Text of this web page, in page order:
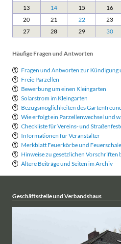
13 14 15 16
20
21 22 23
27
28 29 30
Häufige Fragen und Antworten
Fragen und Antworten zur
Freie Parzellen
Bewerbung um einen Kleingarten
Solarstrom im Kleingarten
Bezugsmöglichkeiten des
Wie erfolgt ein Parzellenwechsel und
Checkliste für Vereins- und
Informationen für Veranstalter
Merkblatt Feuerkörbe und
Hinweise zu gesetzlichen Vorschriften
Ältere Beiträge und Seiten im Archiv
Geschäftsstelle und Verbandshaus